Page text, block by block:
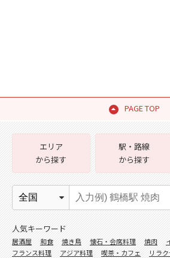
PAGE TOP
エリア
から探す
駅・路線
から探す
人気キーワード
居酒屋 和食 焼き鳥 懐石・会席料理 焼肉
フランス料理
アジア料理 喫茶・カフェ リラ